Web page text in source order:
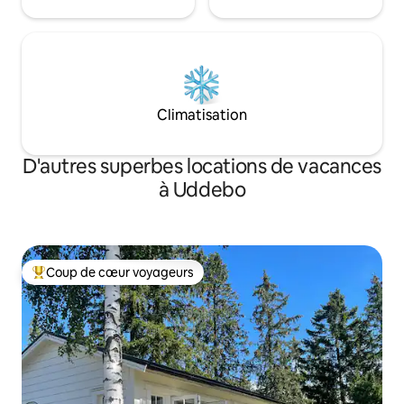
Climatisation
D'autres superbes locations de vacances
à Uddebo
Coup de cœur voyageurs parmi les plus aimés
Coup de cœur voyageurs